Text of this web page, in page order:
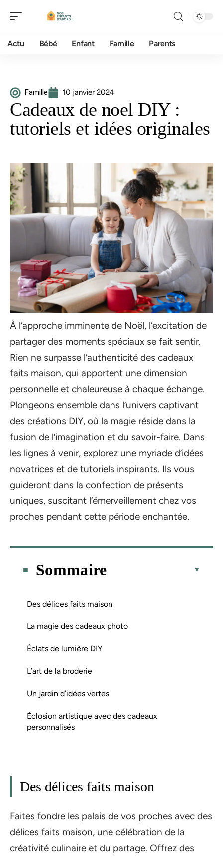
Actu Bébé Enfant Famille Parents
Famille 10 janvier 2024
Cadeaux de noel DIY :
tutoriels et idées originales
À l’approche imminente de Noël, l’excitation de
partager des moments spéciaux se fait sentir.
Rien ne surpasse l’authenticité des cadeaux
faits maison, qui apportent une dimension
personnelle et chaleureuse à chaque échange.
Plongeons ensemble dans l’univers captivant
des créations DIY, où la magie réside dans la
fusion de l’imagination et du savoir-faire. Dans
les lignes à venir, explorez une myriade d’idées
novatrices et de tutoriels inspirants. Ils vous
guideront dans la confection de présents
uniques, suscitant l’émerveillement chez vos
proches pendant cette période enchantée.
Sommaire
Des délices faits maison
La magie des cadeaux photo
Éclats de lumière DIY
L’art de la broderie
Un jardin d’idées vertes
Éclosion artistique avec des cadeaux
personnalisés
Des délices faits maison
Faites fondre les palais de vos proches avec des
délices faits maison, une célébration de la
créativité culinaire et du partage. Offrez des